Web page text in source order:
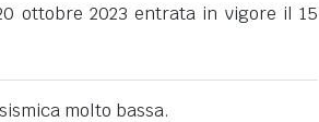
ottobre 2023 entrata in vigore il 15
molto bassa.